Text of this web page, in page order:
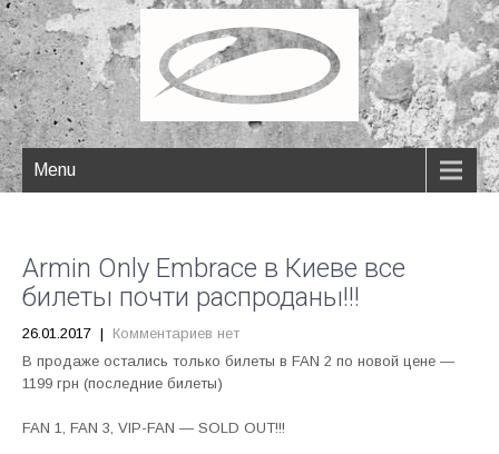
Menu
Armin Only Embrace в Киеве все
билеты почти распроданы!!!
26.01.2017 | Комментариев нет
В продаже остались только билеты в FAN 2 по новой цене —
1199 грн (последние билеты)
FAN 1, FAN 3, VIP-FAN — SOLD OUT!!!